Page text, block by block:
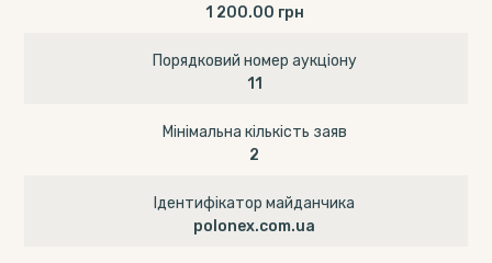
1 200.00 грн
Порядковий номер аукціону
11
Мінімальна кількість заяв
2
Ідентифікатор майданчика
polonex.com.ua